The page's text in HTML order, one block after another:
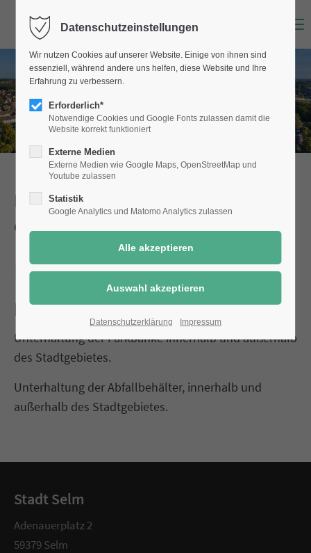
Dienstleistungen der Stadt Selm
einfach online!
Parkbänke
Details
Unterhaltung der Parkbänke innerhalb und außerhalb
des Stadtgebietes.
Unterhaltung der Abfallbehälter, innerhalb und
außerhalb des Stadtgebietes.
Stadt Selm
Adenauerplatz 2
59379 Selm
Datenschutzeinstellungen
Wir nutzen Cookies auf unserer Website. Einige von ihnen sind
essenziell, während andere uns helfen, diese Website und Ihre
Erfahrung zu verbessern.
Erforderlich*
Notwendige Cookies und Google Fonts zulassen damit die
Website korrekt funktioniert
Externe Medien
Externe Medien wie Google Maps, OpenStreetMap und
Youtube zulassen
Statistik
Google Analytics und Matomo Analytics zulassen
Datenschutzerklärung Impressum